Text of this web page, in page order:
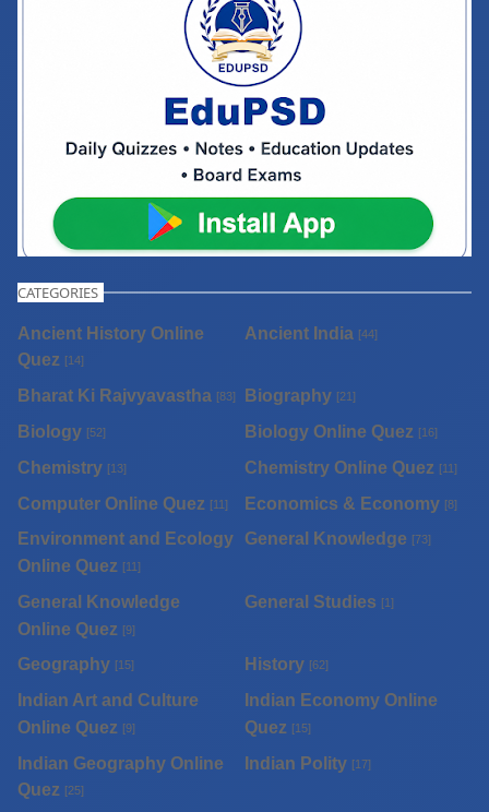
CATEGORIES
Ancient History Online
Quez [14]
Ancient India [44]
Bharat Ki Rajvyavastha [83] Biography [21]
Biology [52] Biology Online Quez [16]
Chemistry [13] Chemistry Online Quez [11]
Computer Online Quez [11] Economics & Economy [8]
Environment and Ecology
Online Quez [11]
General Knowledge [73]
General Knowledge
Online Quez [9]
General Studies [1]
Geography [15] History [62]
Indian Art and Culture
Online Quez [9]
Indian Economy Online
Quez [15]
Indian Geography Online
Quez [25]
Indian Polity [17]